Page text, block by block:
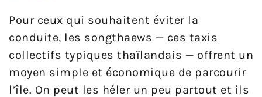
Pour ceux qui souhaitent éviter la
conduite, les songthaews — ces taxis
collectifs typiques thaïlandais — offrent un
moyen simple et économique de parcourir
l’île. On peut les héler un peu partout et ils